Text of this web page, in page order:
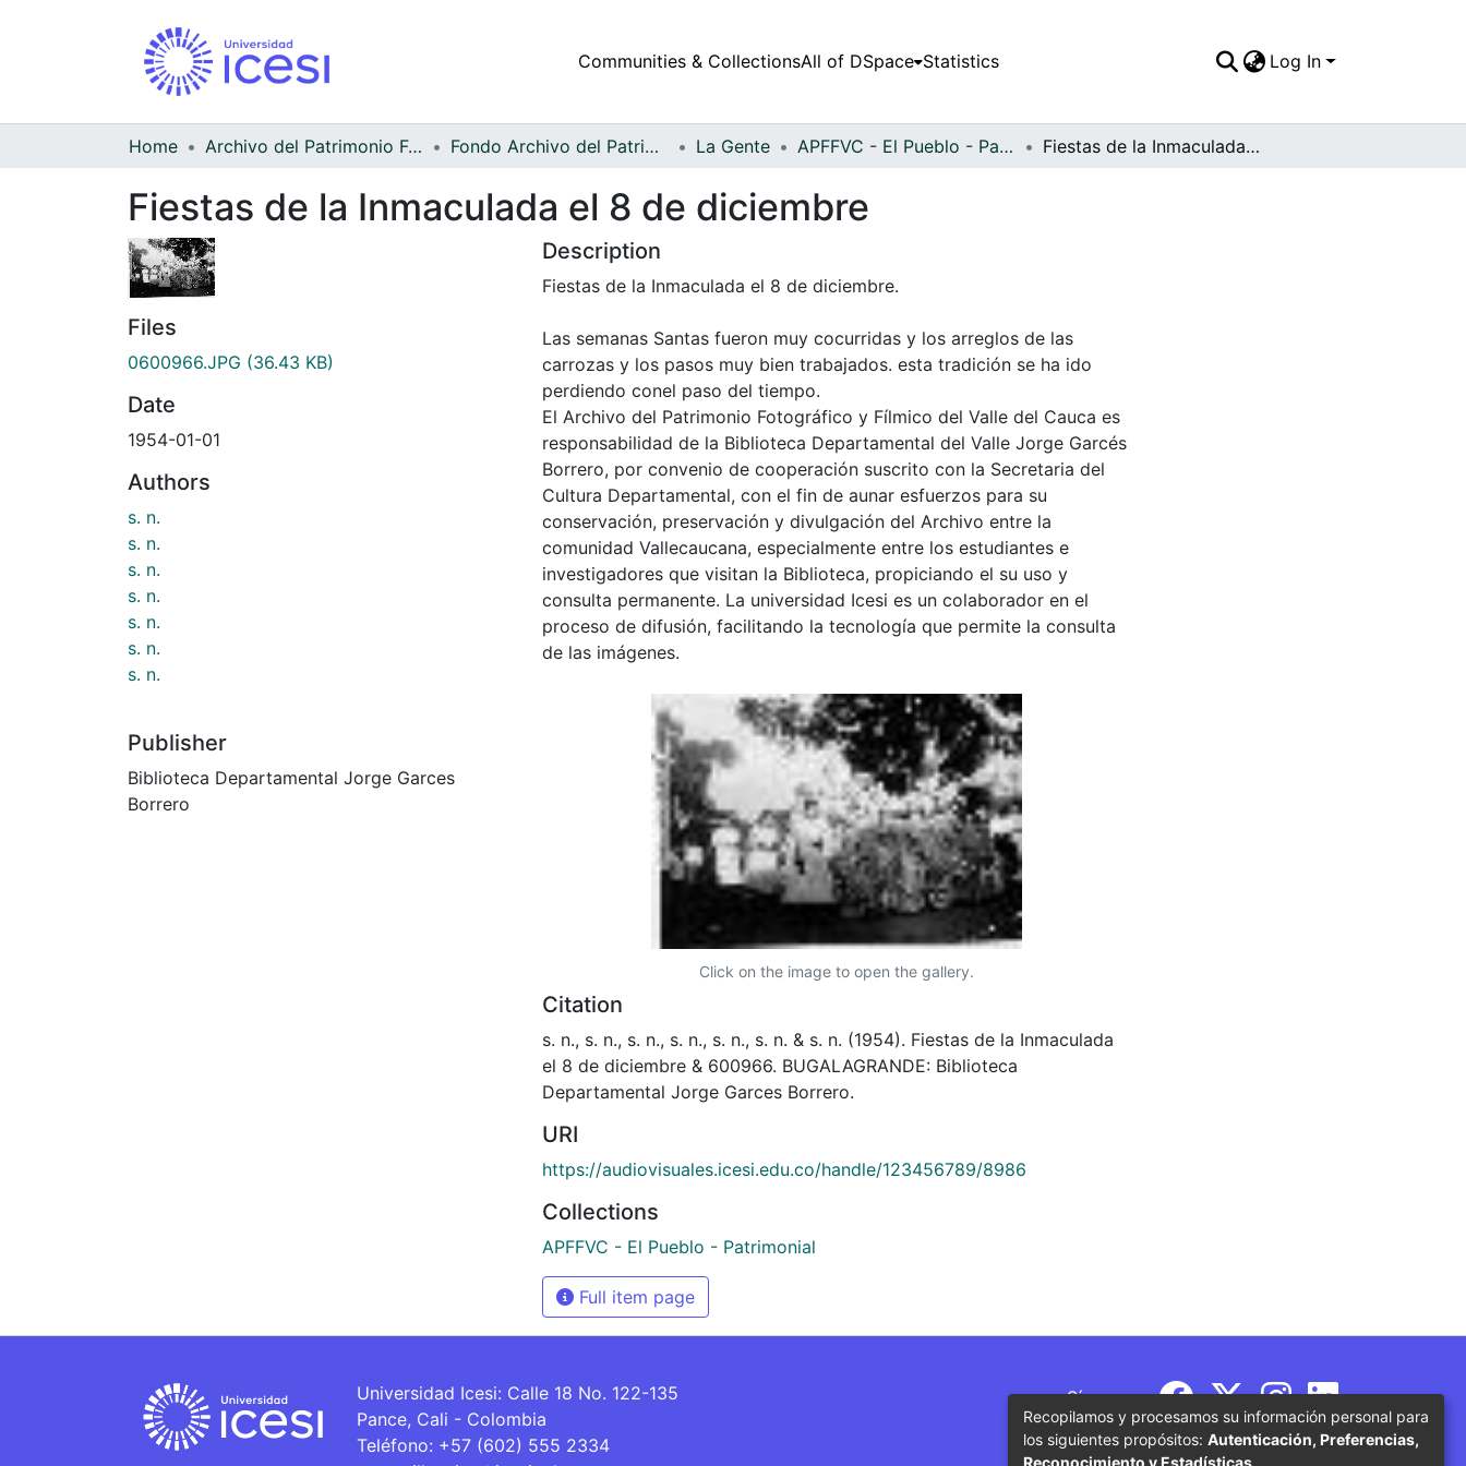
Communities & CollectionsAll of DSpace Statistics Log In
Home Archivo del Patrimonio Fotográfico y Fílmico del Valle del Cauca Fondo Archivo del Patrimonio Fotográfico y Fílmico del Valle del Cauca La Gente APFFVC - El Pueblo - Patrimonial Fiestas de la Inmaculada el 8 de diciembre
Fiestas de la Inmaculada el 8 de diciembre
Files
0600966.JPG (36.43 KB)
Date
1954-01-01
Authors
s. n.
s. n.
s. n.
s. n.
s. n.
s. n.
s. n.
Publisher
Biblioteca Departamental Jorge Garces
Borrero
Description
Fiestas de la Inmaculada el 8 de diciembre.
Las semanas Santas fueron muy cocurridas y los arreglos de las
carrozas y los pasos muy bien trabajados. esta tradición se ha ido
perdiendo conel paso del tiempo.
El Archivo del Patrimonio Fotográfico y Fílmico del Valle del Cauca es
responsabilidad de la Biblioteca Departamental del Valle Jorge Garcés
Borrero, por convenio de cooperación suscrito con la Secretaria del
Cultura Departamental, con el fin de aunar esfuerzos para su
conservación, preservación y divulgación del Archivo entre la
comunidad Vallecaucana, especialmente entre los estudiantes e
investigadores que visitan la Biblioteca, propiciando el su uso y
consulta permanente. La universidad Icesi es un colaborador en el
proceso de difusión, facilitando la tecnología que permite la consulta
de las imágenes.
Click on the image to open the gallery.
Citation
s. n., s. n., s. n., s. n., s. n., s. n. & s. n. (1954). Fiestas de la Inmaculada
el 8 de diciembre & 600966. BUGALAGRANDE: Biblioteca
Departamental Jorge Garces Borrero.
URI
https://audiovisuales.icesi.edu.co/handle/123456789/8986
Collections
APFFVC - El Pueblo - Patrimonial
Full item page
Universidad Icesi: Calle 18 No. 122-135
Pance, Cali - Colombia
Teléfono: +57 (602) 555 2334
Síguenos
Recopilamos y procesamos su información personal para
los siguientes propósitos: Autenticación, Preferencias,
Reconocimiento y Estadísticas